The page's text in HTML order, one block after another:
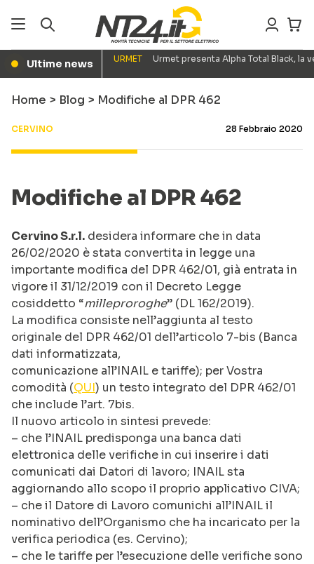
● Ultime news URMET Urmet presenta Alpha Total Black,
Home > Blog > Modifiche al DPR 462
CERVINO 28 Febbraio 2020
Modifiche al DPR 462
Cervino S.r.l. desidera informare che in data
26/02/2020 è stata convertita in legge una
importante modifica del DPR 462/01, già entrata in
vigore il 31/12/2019 con il Decreto Legge
cosiddetto “milleproroghe” (DL 162/2019).
La modifica consiste nell’aggiunta al testo
originale del DPR 462/01 dell’articolo 7-bis (Banca
dati informatizzata,
comunicazione all’INAIL e tariffe); per Vostra
comodità (QUI) un testo integrato del DPR 462/01
che include l’art. 7bis.
Il nuovo articolo in sintesi prevede:
– che l’INAIL predisponga una banca dati
elettronica delle verifiche in cui inserire i dati
comunicati dai Datori di lavoro; INAIL sta
aggiornando allo scopo il proprio applicativo CIVA;
– che il Datore di Lavoro comunichi all’INAIL il
nominativo dell’Organismo che ha incaricato per la
verifica periodica (es. Cervino);
– che le tariffe per l’esecuzione delle verifiche sono